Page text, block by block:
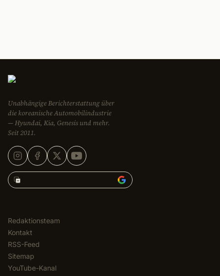
Unabhängige Berichterstattung über
die koreanische Automobilindustrie
— Hyundai, Kia, Genesis und mehr.
Seit 2011.
Korean Car Blog hinzufügen zu
Redaktionsteam
Kontakt
RSS-Feed
Sitemap
YouTube-Kanal